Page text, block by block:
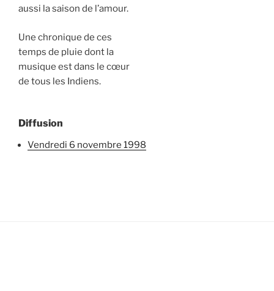
aussi la saison de l’amour.
Une chronique de ces
temps de pluie dont la
musique est dans le cœur
de tous les Indiens.
Diffusion
vendredi 6 novembre 1998